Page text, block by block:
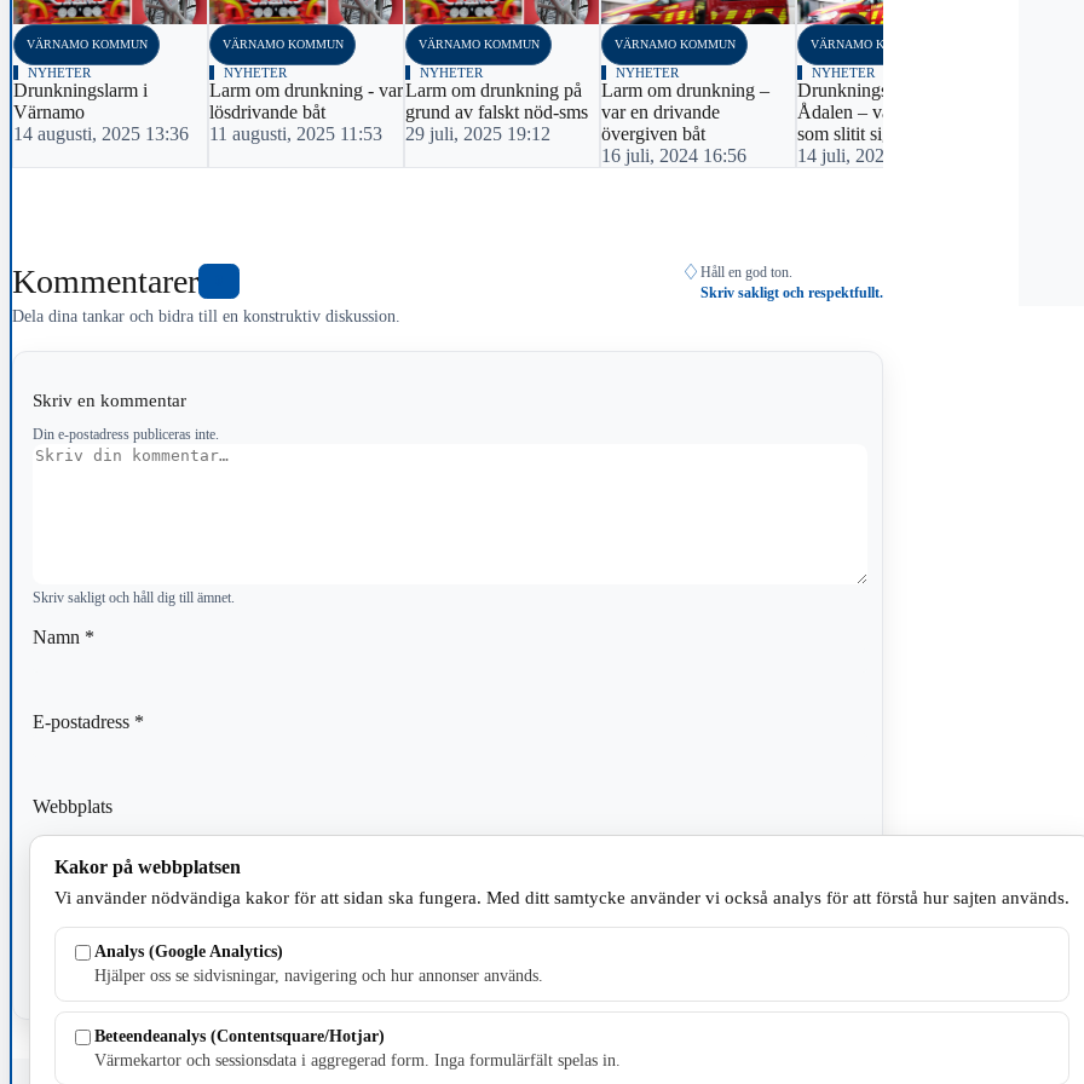
VÄRNAMO KOMMUN
NYHETER
Drunkningslarm i
Värnamo
14 augusti, 2025 13:36
VÄRNAMO KOMMUN
NYHETER
Larm om drunkning - var
lösdrivande båt
11 augusti, 2025 11:53
VÄRNAMO KOMMUN
NYHETER
Larm om drunkning på
grund av falskt nöd-sms
29 juli, 2025 19:12
VÄRNAMO KOMMUN
NYHETER
Larm om drunkning –
var en drivande
övergiven båt
16 juli, 2024 16:56
VÄRNAMO KOMMUN
NYHETER
Drunkningslarm vid
Ådalen – var en kanot
som slitit sig
14 juli, 2024 09:47
Kommentarer
Dela dina tankar och bidra till en konstruktiv diskussion.
♢ Håll en god ton.
Skriv sakligt och respektfullt.
Skriv en kommentar
Din e-postadress publiceras inte.
Kommentar
Skriv sakligt och håll dig till ämnet.
Namn *
E-postadress *
Webbplats
Spara mitt namn, min e-postadress och webbplats i denna webbläsare till nästa gång jag skriver en
Fristående webbtidningsföretag grundat 1991 som sedan 2002 ger ut tidningen Skillingaryd.nu och 2010 lanserades Värnamo.nu. Från
Kakor på webbplatsen
Vi använder nödvändiga kakor för att sidan ska fungera. Med ditt samtycke använder vi också analys för att förstå hur sajten används.
Analys (Google Analytics)
Hjälper oss se sidvisningar, navigering och hur annonser används.
Beteendeanalys (Contentsquare/Hotjar)
Värmekartor och sessionsdata i aggregerad form. Inga formulärfält spelas in.